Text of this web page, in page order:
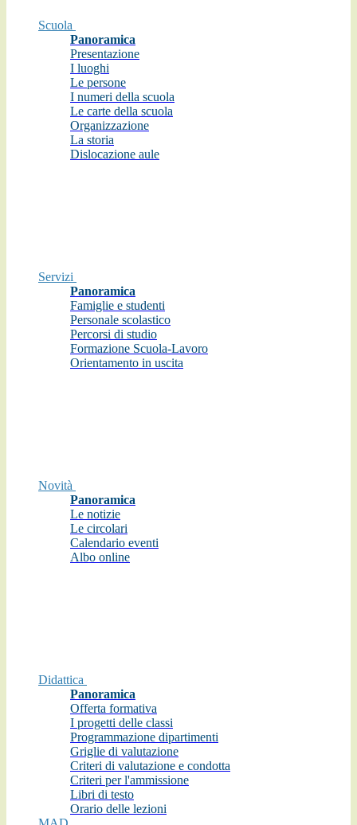
Scuola
Panoramica
Presentazione
I luoghi
Le persone
I numeri della scuola
Le carte della scuola
Organizzazione
La storia
Dislocazione aule
Servizi
Panoramica
Famiglie e studenti
Personale scolastico
Percorsi di studio
Formazione Scuola-Lavoro
Orientamento in uscita
Novità
Panoramica
Le notizie
Le circolari
Calendario eventi
Albo online
Didattica
Panoramica
Offerta formativa
I progetti delle classi
Programmazione dipartimenti
Griglie di valutazione
Criteri di valutazione e condotta
Criteri per l'ammissione
Libri di testo
Orario delle lezioni